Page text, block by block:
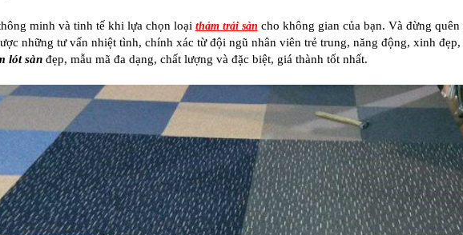
minh và tinh tế khi lựa chọn loại thảm trải sàn cho không gian của bạn. Và đừng
những tư vấn nhiệt tình, chính xác từ đội ngũ nhân viên trẻ trung, năng động, xinh đẹp,
lót sànđẹp, mẫu mã đa dạng, chất lượng và đặc biệt, giá thành tốt nhất.